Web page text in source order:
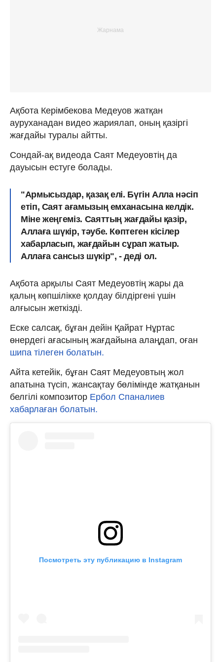
Ақбота Керімбекова Медеуов жатқан
ауруханадан видео жариялап, оның қазіргі
жағдайы туралы айтты.
Сондай-ақ видеода Саят Медеуовтің да
дауысын естуге болады.
"Армысыздар, қазақ елі. Бүгін Алла нәсіп
етіп, Саят ағамызың емханасына келдік.
Міне жеңгеміз. Саяттың жағдайы қазір,
Аллаға шүкір, тәубе. Көптеген кісілер
хабарласып, жағдайын сұрап жатыр.
Аллаға сансыз шүкір", - деді ол.
Ақбота арқылы Саят Медеуовтің жары да
қалың көпшілікке қолдау білдіргені үшін
алғысын жеткізді.
Еске салсақ, бұған дейін Қайрат Нұртас
өнердегі ағасының жағдайына алаңдап, оған
шипа тілеген болатын.
Айта кетейік, бұған Саят Медеуовтың жол
апатына түсіп, жансақтау бөлімінде жатқанын
белгілі композитор Ербол Спаналиев
хабарлаған болатын.
Посмотреть эту публикацию в Instagram